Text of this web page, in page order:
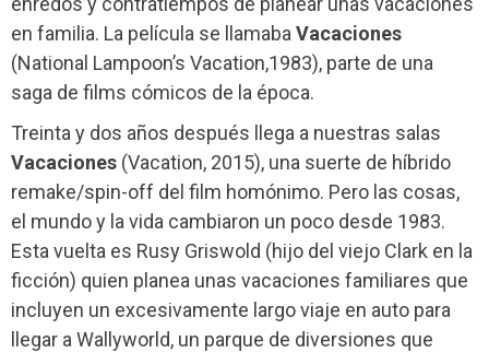
en familia. La película se llamaba Vacaciones
(National Lampoon’s Vacation,1983), parte de una
saga de films cómicos de la época.
Treinta y dos años después llega a nuestras salas
Vacaciones (Vacation, 2015), una suerte de híbrido
remake/spin-off del film homónimo. Pero las cosas,
el mundo y la vida cambiaron un poco desde 1983.
Esta vuelta es Rusy Griswold (hijo del viejo Clark en la
ficción) quien planea unas vacaciones familiares que
incluyen un excesivamente largo viaje en auto para
llegar a Wallyworld, un parque de diversiones que